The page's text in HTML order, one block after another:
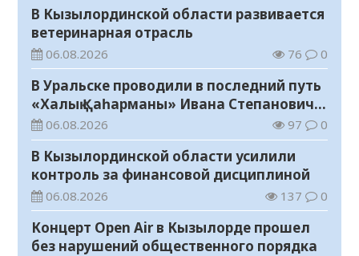
В Кызылординской области развивается
ветеринарная отрасль
06.08.2026 76 0
В Уральске проводили в последний путь
«Халық Қаһарманы» Ивана Степановича
Гапича
06.08.2026 97 0
В Кызылординской области усилили
контроль за финансовой дисциплиной
06.08.2026 137 0
Концерт Open Air в Кызылорде прошел
без нарушений общественного порядка